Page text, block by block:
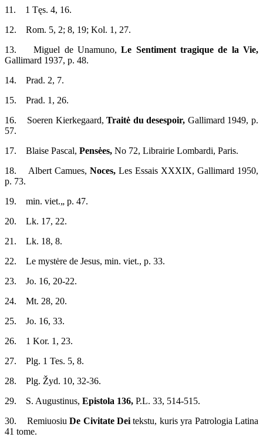
11. 1 Tęs. 4, 16.
12. Rom. 5, 2; 8, 19; Kol. 1, 27.
13. Miguel de Unamuno,Le Sentiment tragique de la Vie,
Gallimard 1937, p. 48.
14. Prad. 2, 7.
15. Prad. 1, 26.
16. Soeren Kierkegaard,Traitė du desespoir, Gallimard 1949, p.
57.
17. Blaise Pascal, Pensėes, No 72, Librairie Lombardi, Paris.
18. Albert Camues, Noces, Les Essais XXXIX, Gallimard 1950,
p. 73.
19. min. viet.„ p. 47.
20. Lk. 17, 22.
21. Lk. 18, 8.
22. Le mystėre de Jesus, min. viet., p. 33.
23. Jo. 16, 20-22.
24. Mt. 28, 20.
25. Jo. 16, 33.
26. 1 Kor. 1, 23.
27. Plg. 1 Tes. 5, 8.
28. Plg. Žyd. 10, 32-36.
29. S. Augustinus, Epistola 136, P.L. 33, 514-515.
30. RemiuosiuDe Civitate Deitekstu, kuris yra Patrologia Latina
41 tome.